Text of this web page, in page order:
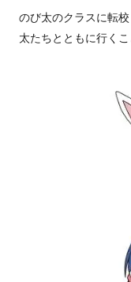
のび太のクラスに転
太たちとともに行くこ